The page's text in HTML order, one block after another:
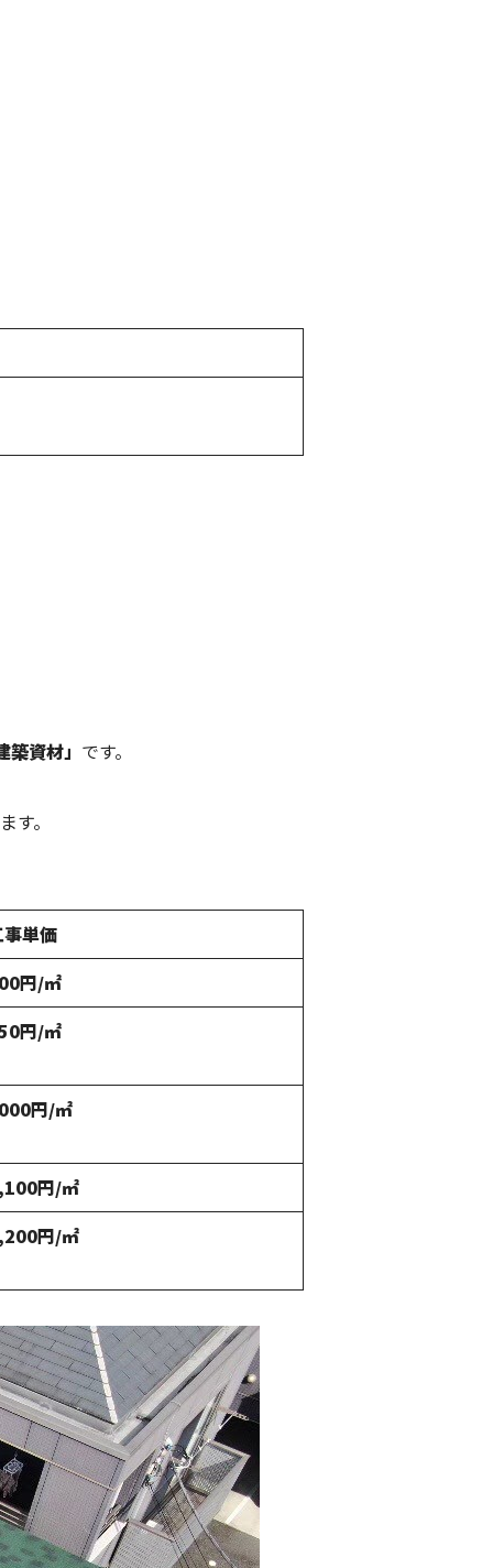
資材」 です。
。
単価
円/㎡
円/㎡
円/㎡
円/㎡
円/㎡